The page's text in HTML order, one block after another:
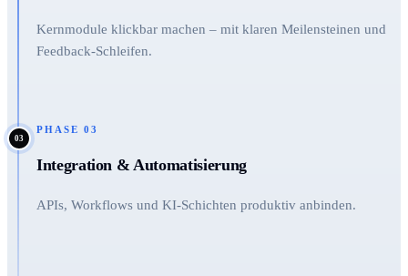
Kernmodule klickbar machen – mit klaren Meilensteinen und
Feedback-Schleifen.
03
PHASE 03
Integration & Automatisierung
APIs, Workflows und KI-Schichten produktiv anbinden.